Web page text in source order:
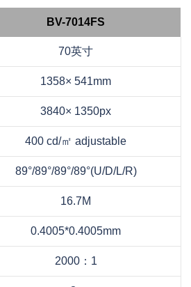
BV-7014FS
70英寸
1358× 541mm
3840× 1350px
400 cd/㎡ adjustable
89°/89°/89°/89°(U/D/L/R)
16.7M
0.4005*0.4005mm
2000：1